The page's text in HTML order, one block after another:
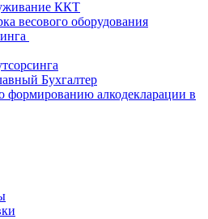
ККТ
весового оборудования
Бухгалтер
формированию алкодекларации в